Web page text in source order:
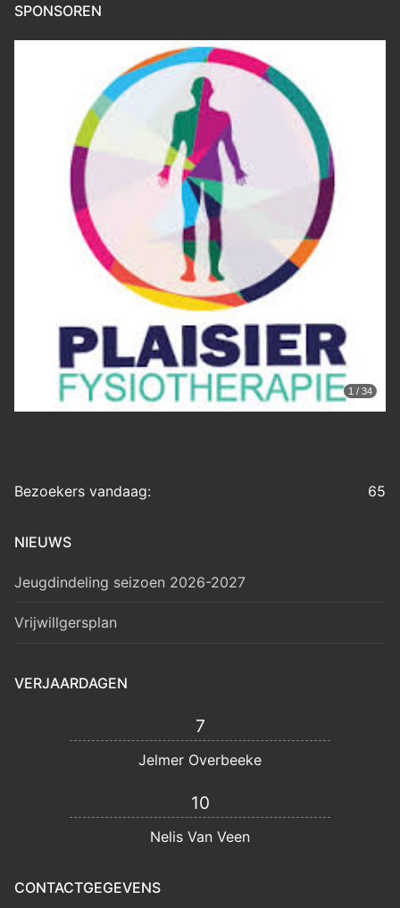
SPONSOREN
1 / 34
65
Bezoekers vandaag:
NIEUWS
Jeugdindeling seizoen 2026-2027
Vrijwillgersplan
VERJAARDAGEN
7
Jelmer Overbeeke
10
Nelis Van Veen
CONTACTGEGEVENS